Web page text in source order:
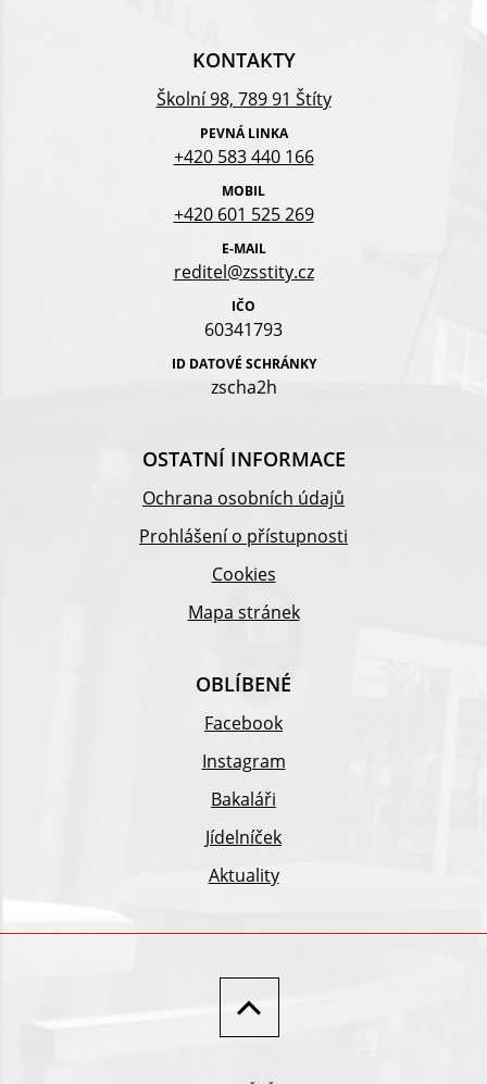
KONTAKTY
Školní 98, 789 91 Štíty
PEVNÁ LINKA
+420 583 440 166
MOBIL
+420 601 525 269
E-MAIL
reditel@zsstity.cz
IČO
60341793
ID DATOVÉ SCHRÁNKY
zscha2h
OSTATNÍ INFORMACE
Ochrana osobních údajů
Prohlášení o přístupnosti
Cookies
Mapa stránek
OBLÍBENÉ
Facebook
Instagram
Bakaláři
Jídelníček
Aktuality